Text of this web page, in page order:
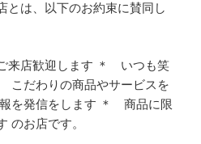
とは、以下のお約束に賛同し
来店歓迎します ＊ いつも笑
こだわりの商品やサービスを
を発信をします ＊ 商品に限
のお店です。